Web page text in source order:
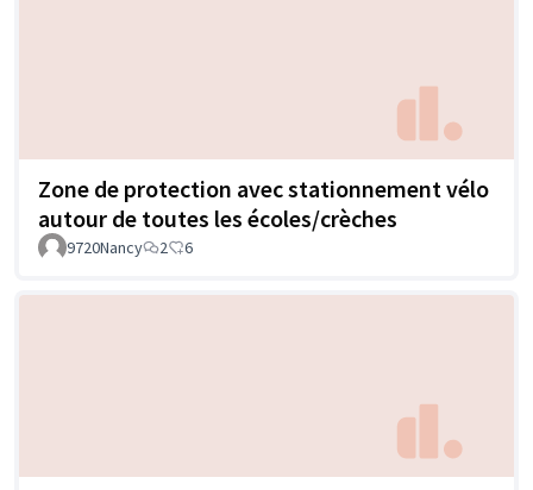
Zone de protection avec stationnement vélo
autour de toutes les écoles/crèches
9720Nancy 2 6